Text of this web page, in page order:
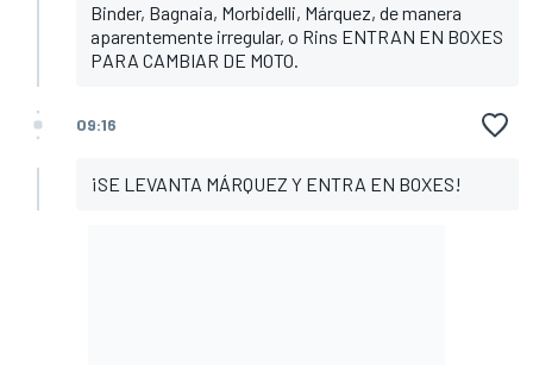
Binder, Bagnaia, Morbidelli, Márquez, de manera
aparentemente irregular, o Rins ENTRAN EN BOXES
PARA CAMBIAR DE MOTO.
09:16
¡SE LEVANTA MÁRQUEZ Y ENTRA EN BOXES!